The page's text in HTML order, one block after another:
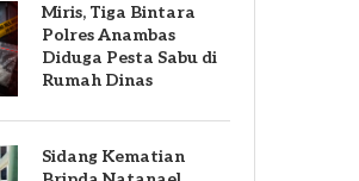
Miris, Tiga Bintara
Polres Anambas
Diduga Pesta Sabu di
Rumah Dinas
Sidang Kematian